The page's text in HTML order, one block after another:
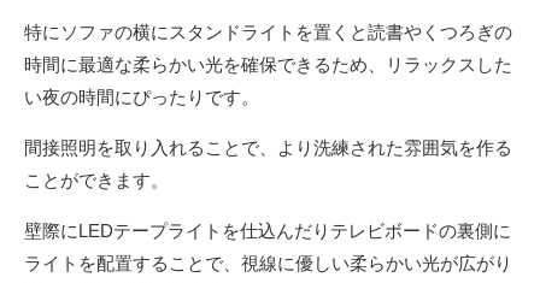
特にソファの横にスタンドライトを置くと読書やくつろぎの
時間に最適な柔らかい光を確保できるため、リラックスした
い夜の時間にぴったりです。
間接照明を取り入れることで、より洗練された雰囲気を作る
ことができます。
壁際にLEDテープライトを仕込んだりテレビボードの裏側に
ライトを配置することで、視線に優しい柔らかい光が広がり